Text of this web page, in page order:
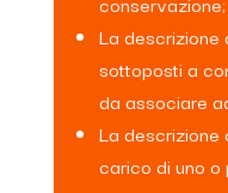
La descrizione
sottoposti a
da associare
La descrizione
carico di uno